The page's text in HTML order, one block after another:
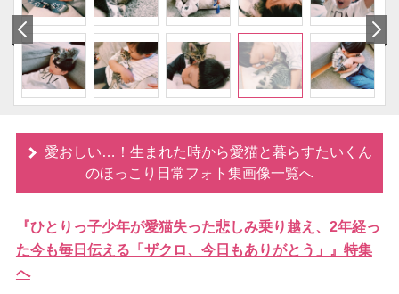
愛おしい…！生まれた時から愛猫と暮らすたいくん
のほっこり日常フォト集画像一覧へ
『ひとりっ子少年が愛猫失った悲しみ乗り越え、2年経っ
た今も毎日伝える「ザクロ、今日もありがとう」』特集
へ